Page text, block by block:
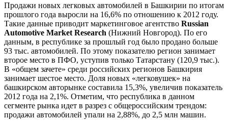
Продажи новых легковых автомобилей в Башкирии по итогам
прошлого года выросли на 16,6% по отношению к 2012 году.
Такие данные приводит маркетинговое агентство Russian
Automotive Market Research (Нижний Новгород). По его
данным, в республике за прошлый год было продано больше
93 тыс. автомобилей. По этому показателю регион занимает
второе место в ПФО, уступив только Татарстану (120,9 тыс.).
В «общем зачете» среди российских регионов Башкирия
занимает шестое место. Доля новых «легковушек» на
башкирском авторынке составила 15,3%, увеличив показатель
2012 года на 2,1%. Отметим, что республика в данном
сегменте рынка идет в разрез с общероссийским трендом:
продажи автомобилей упали на 2,88%, до 2,5 млн машин.